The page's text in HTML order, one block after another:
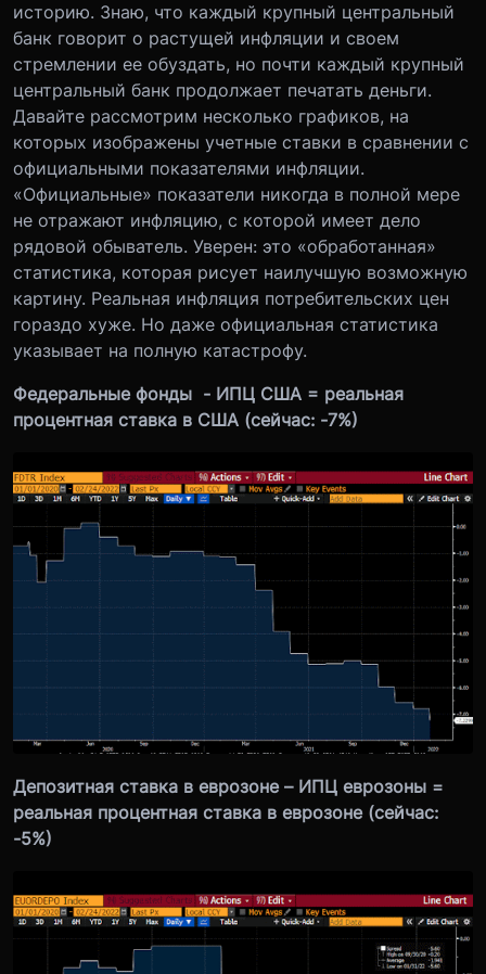
историю. Знаю, что каждый крупный центральный
банк говорит о растущей инфляции и своем
стремлении ее обуздать, но почти каждый крупный
центральный банк продолжает печатать деньги.
Давайте рассмотрим несколько графиков, на
которых изображены учетные ставки в сравнении с
официальными показателями инфляции.
«Официальные» показатели никогда в полной мере
не отражают инфляцию, с которой имеет дело
рядовой обыватель. Уверен: это «обработанная»
статистика, которая рисует наилучшую возможную
картину. Реальная инфляция потребительских цен
гораздо хуже. Но даже официальная статистика
указывает на полную катастрофу.
Федеральные фонды - ИПЦ США = реальная
процентная ставка в США (сейчас: -7%)
Депозитная ставка в еврозоне – ИПЦ еврозоны =
реальная процентная ставка в еврозоне (сейчас:
-5%)